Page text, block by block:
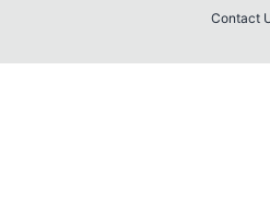
Contact